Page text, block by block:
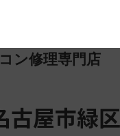
ン修理専門店
古屋市緑